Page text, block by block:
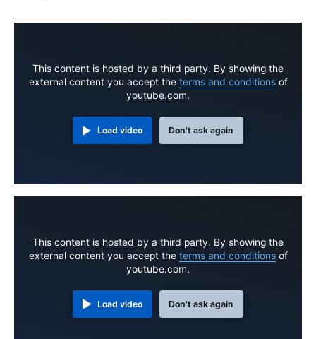
This content is hosted by a third party. By showing the
external content you accept the terms and conditionsof
youtube.com.
Load video Don't ask again
This content is hosted by a third party. By showing the
external content you accept the terms and conditionsof
youtube.com.
Load video Don't ask again